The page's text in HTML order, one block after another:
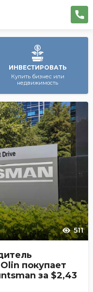
ИНВЕСТИРОВАТЬ
Купить бизнес или
недвижимость
511
покупает
за $2,43